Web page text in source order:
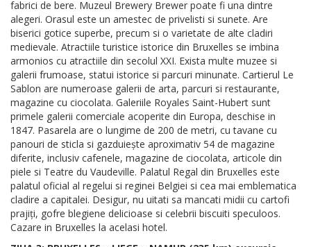
fabrici de bere. Muzeul Brewery Brewer poate fi una dintre
alegeri. Orasul este un amestec de privelisti si sunete. Are
biserici gotice superbe, precum si o varietate de alte cladiri
medievale. Atractiile turistice istorice din Bruxelles se imbina
armonios cu atractiile din secolul XXI. Exista multe muzee si
galerii frumoase, statui istorice si parcuri minunate. Cartierul Le
Sablon are numeroase galerii de arta, parcuri si restaurante,
magazine cu ciocolata. Galeriile Royales Saint-Hubert sunt
primele galerii comerciale acoperite din Europa, deschise in
1847. Pasarela are o lungime de 200 de metri, cu tavane cu
panouri de sticla si gazduiește aproximativ 54 de magazine
diferite, inclusiv cafenele, magazine de ciocolata, articole din
piele si Teatre du Vaudeville. Palatul Regal din Bruxelles este
palatul oficial al regelui si reginei Belgiei si cea mai emblematica
cladire a capitalei. Desigur, nu uitati sa mancati midii cu cartofi
prajiți, gofre blegiene delicioase si celebrii biscuiti speculoos.
Cazare in Bruxelles la acelasi hotel.